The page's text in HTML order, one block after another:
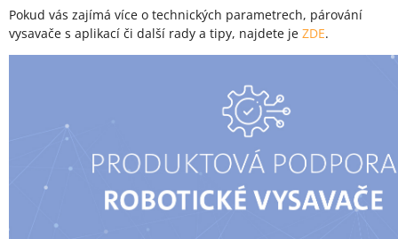
Pokud vás zajímá více o technických parametrech, párování
vysavače s aplikací či další rady a tipy, najdete je ZDE.